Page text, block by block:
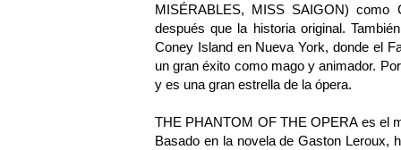
MISÉRABLES, MISS SAIGON)
después que la historia original.
Coney Island en Nueva York, donde el
un gran éxito como mago y animador.
y es una gran estrella de la ópera.
THE PHANTOM OF THE OPERA es el
Basado en la novela de Gaston Leroux,